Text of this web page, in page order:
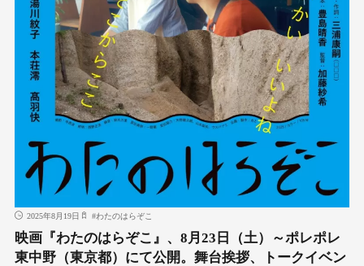
2025年8月19日 #わたのはらぞこ
映画『わたのはらぞこ』、8月23日（土）～ポレポレ
東中野（東京都）にて公開。舞台挨拶、トークイベン